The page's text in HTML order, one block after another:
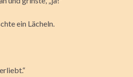
ein Lächeln.